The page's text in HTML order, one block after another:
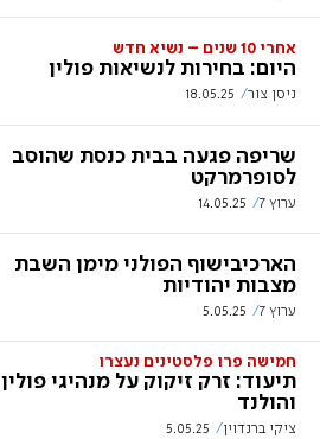
אחרי 10 שנים – נשיא חדש
היום: בחירות לנשיאות פולין
ניסן צור 18.05.25
שריפה פגעה בבית כנסת שהוסב
לסופרמרקט
ערוץ 7 14.05.25
הארכיבישוף הפולני מימן השבת
מצבות יהודיות
ערוץ 7 5.05.25
חמישה פרו פלסטינים נעצרו
תיעוד: זרק זיקוק על מנהיגי פולין
והולנד
ציקי ברנדוין 5.05.25